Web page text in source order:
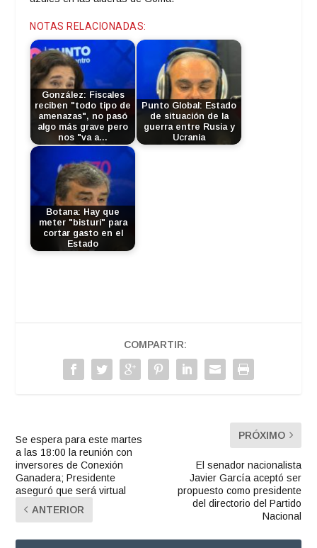
NOTAS RELACIONADAS:
González: Fiscales
reciben "todo tipo de
amenazas", no pasó
algo más grave pero
nos "va a…
Punto Global: Estado
de situación de la
guerra entre Rusia y
Ucrania
Botana: Hay que
meter "bisturí" para
cortar gasto en el
Estado
COMPARTIR:
Se espera para este martes
a las 18:00 la reunión con
inversores de Conexión
Ganadera; Presidente
aseguró que será virtual
ANTERIOR
PRÓXIMO
El senador nacionalista
Javier García aceptó ser
propuesto como presidente
del directorio del Partido
Nacional